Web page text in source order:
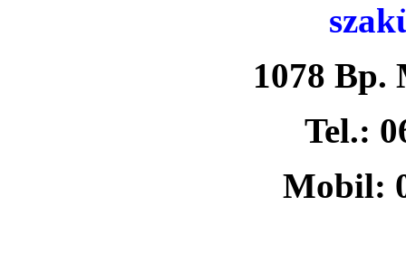
1078 Bp.
Tel.:
Mobil: